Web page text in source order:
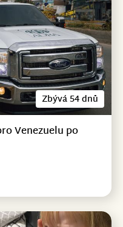
Zbývá 54 dnů
Venezuelu po